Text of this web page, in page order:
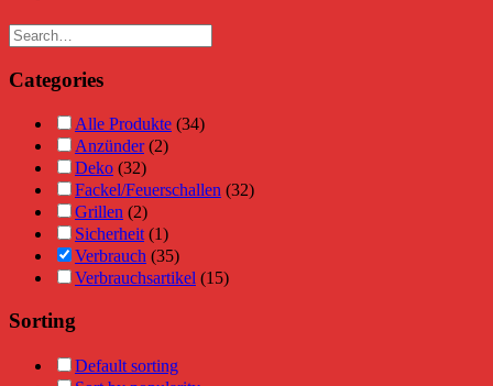
Categories
Alle Produkte (34)
Anzünder (2)
Deko (32)
Fackel/Feuerschallen (32)
Grillen (2)
Sicherheit (1)
Verbrauch (35)
Verbrauchsartikel (15)
Sorting
Default sorting